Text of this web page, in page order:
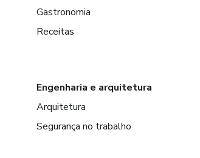
Gastronomia
Receitas
Engenharia e arquitetura
Arquitetura
Segurança no trabalho